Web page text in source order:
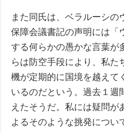
また同氏は、ベラルーシの
保障会議書記の声明には「
する何らかの愚かな言葉が
らは防空手段により、私た
機が定期的に国境を越えて
いるのだという。過去１週
えたそうだ。私には疑問が
よるそのような挑発につい